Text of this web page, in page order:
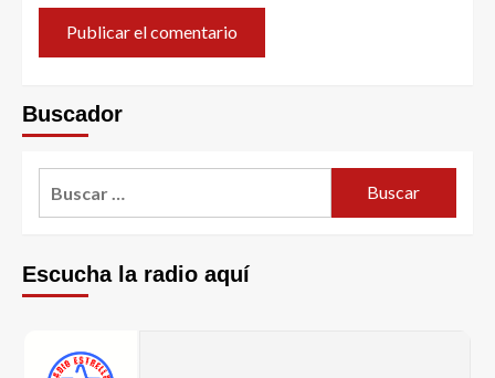
Buscador
Escucha la radio aquí